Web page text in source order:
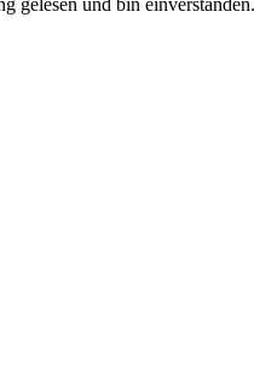
gelesen und bin einverstanden.